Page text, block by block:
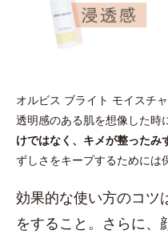
オルビス ブライト モイスチ
透明感のある肌を想像した時
けではなく、キメが整ったみ
ずしさをキープするためには
効果的な使い方のコツ
をすること。さらに、